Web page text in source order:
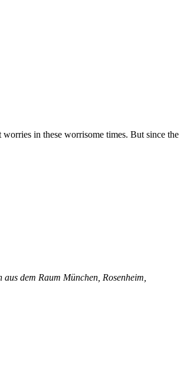
in these worrisome times. But since the
dem Raum München, Rosenheim,